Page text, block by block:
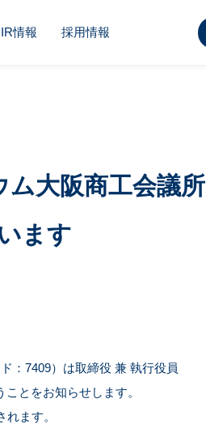
IR情報 採用情報
ム大阪商工会議所
ます
：7409）は取締役 兼 執行役員
とをお知らせします。
ます。